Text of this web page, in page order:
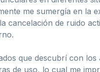
me sumergía en la
cancelación de ruido
que descubrí con
de uso, lo cual me